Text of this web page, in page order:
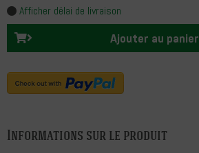
Afficher délai de livraison
Ajouter au panier
Informations sur le produit